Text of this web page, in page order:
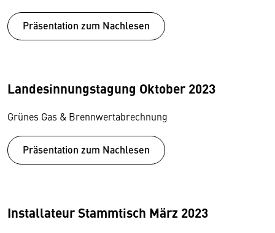
Präsentation zum Nachlesen
Landesinnungstagung Oktober 2023
Grünes Gas & Brennwertabrechnung
Präsentation zum Nachlesen
Installateur Stammtisch März 2023